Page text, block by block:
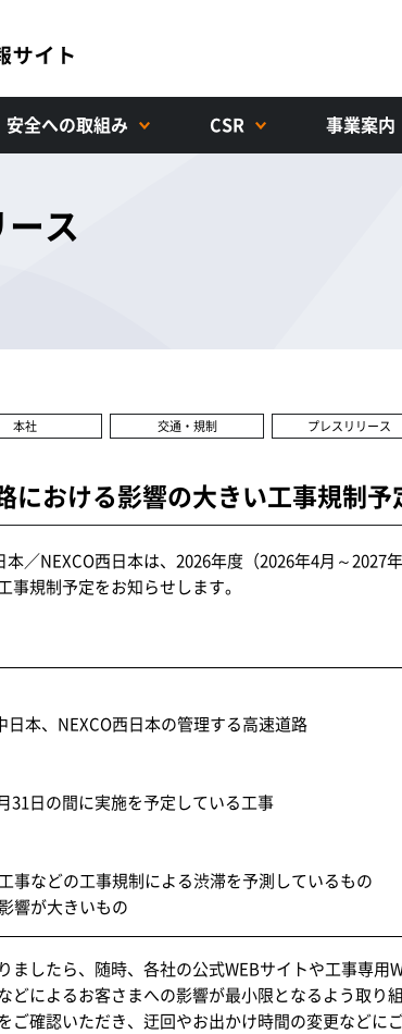
安全への取組み CSR 事業案内
ス
本社 交通・規制 プレスリリース
における影響の大きい工事規制予
本／NEXCO西日本は、2026年度（2026年4月～2027
事規制予定をお知らせします。
日本、NEXCO西日本の管理する高速道路
31日の間に実施を予定している工事
事などの工事規制による渋滞を予測しているもの
響が大きいもの
ましたら、随時、各社の公式WEBサイトや工事専用
どによるお客さまへの影響が最小限となるよう取り
ご確認いただき、迂回やお出かけ時間の変更などに